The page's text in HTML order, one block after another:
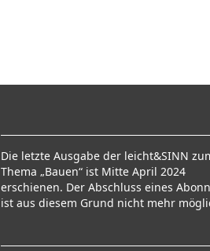
Die letzte Ausgabe der leicht&SINN
Thema „Bauen“ ist Mitte April 2024
erschienen. Der Abschluss eines
ist aus diesem Grund nicht mehr